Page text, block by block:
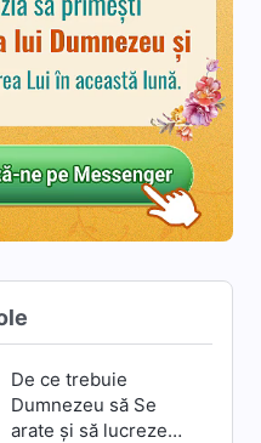
De ce trebuie
Dumnezeu să Se
arate și să lucreze